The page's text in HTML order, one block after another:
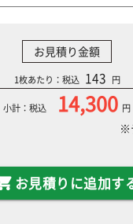
お見積り金額
1枚あたり：税込 143 円
小計：税込 14,300 円
※
お見積りに追加す